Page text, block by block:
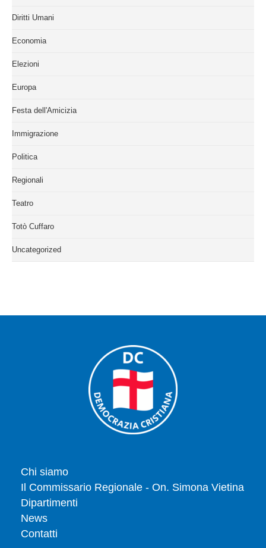
Diritti Umani
Economia
Elezioni
Europa
Festa dell'Amicizia
Immigrazione
Politica
Regionali
Teatro
Totò Cuffaro
Uncategorized
Chi siamo
Il Commissario Regionale - On. Simona Vietina
Dipartimenti
News
Contatti